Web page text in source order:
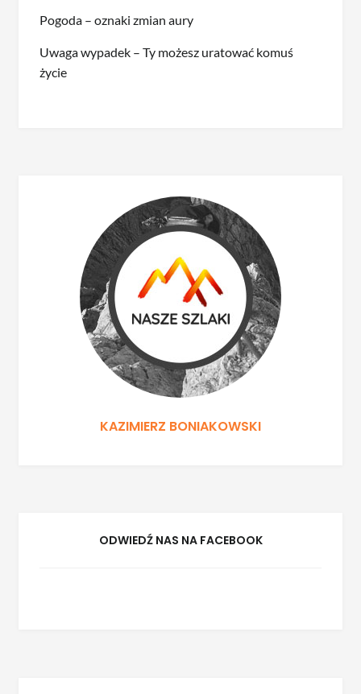
Pogoda – oznaki zmian aury
Uwaga wypadek – Ty możesz uratować komuś
życie
KAZIMIERZ BONIAKOWSKI
ODWIEDŹ NAS NA FACEBOOK